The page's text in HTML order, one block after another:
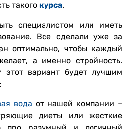
такого курса.
специалистом или иметь
Все сделали уже за
оптимально, чтобы каждый
а именно стройность.
этот вариант будет лучшим
вода от нашей компании –
диеты или жесткие